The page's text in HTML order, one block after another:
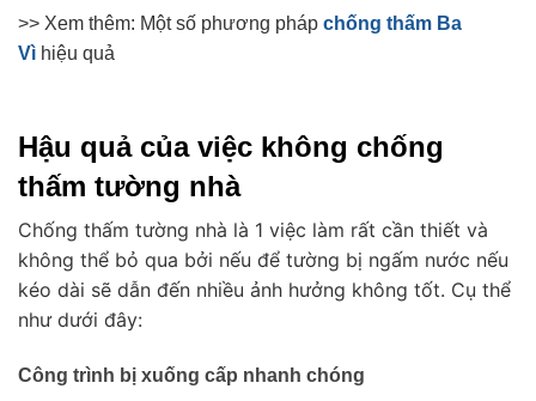
>> Xem thêm: Một số phương pháp chống thấm Ba
Vì hiệu quả
Hậu quả của việc không chống
thấm tường nhà
Chống thấm tường nhà là 1 việc làm rất cần thiết và
không thể bỏ qua bởi nếu để tường bị ngấm nước nếu
kéo dài sẽ dẫn đến nhiều ảnh hưởng không tốt. Cụ thể
như dưới đây:
Công trình bị xuống cấp nhanh chóng